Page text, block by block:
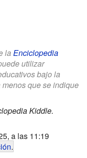
la Enciclopedia
utilizar
bajo la
menos que se indique
Kiddle.
a las 11:19
.